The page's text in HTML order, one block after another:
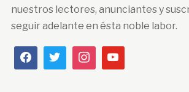
nuestros lectores, anunciantes y
seguir adelante en ésta noble labor.